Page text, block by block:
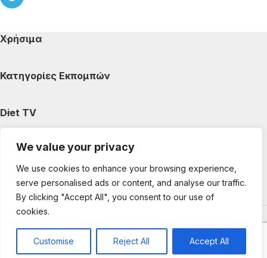
We value your privacy
We use cookies to enhance your browsing experience,
serve personalised ads or content, and analyse our traffic.
By clicking "Accept All", you consent to our use of
cookies.
Customise Reject All Accept All
Χρήσιμα
Κατηγορίες Εκπομπών
Diet TV
Κατηγορίες Άρθρων
Ακολουθήστε μας
Copyright © 2025 DietTV. All Rights Reserved.
development by web-idea.gr
0